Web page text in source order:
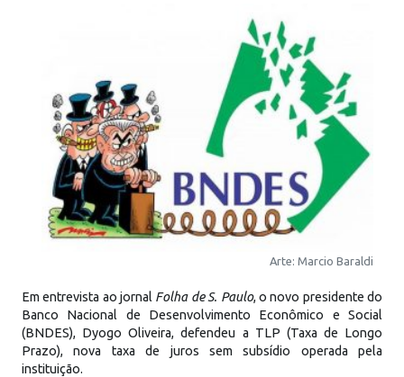
Arte: Marcio Baraldi
Em entrevista ao jornal Folha de S. Paulo, o novo presidente do
Banco Nacional de Desenvolvimento Econômico e Social
(BNDES), Dyogo Oliveira, defendeu a TLP (Taxa de Longo
Prazo), nova taxa de juros sem subsídio operada pela
instituição.